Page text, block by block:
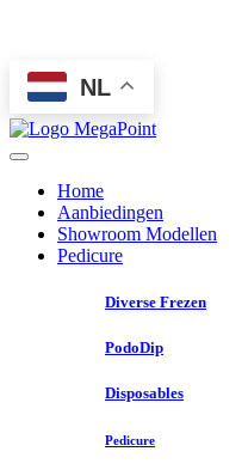
NL
Home
Aanbiedingen
Showroom Modellen
Pedicure
Diverse Frezen
PodoDip
Disposables
Pedicure